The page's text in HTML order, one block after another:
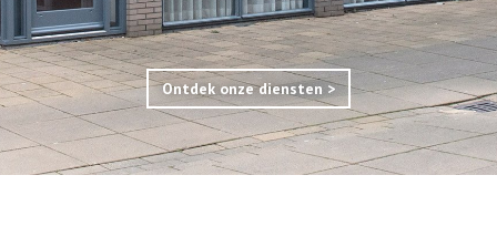
Ontdek onze diensten >